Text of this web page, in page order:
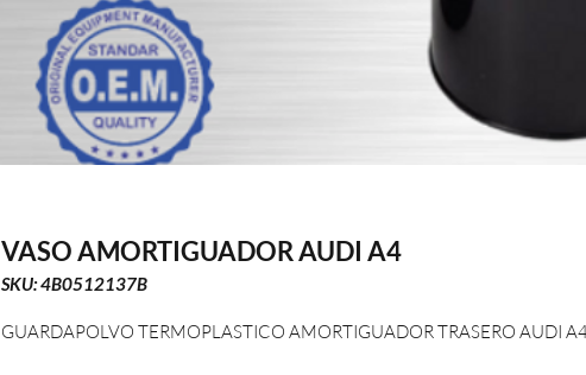
VASO AMORTIGUADOR AUDI A4
SKU: 4B0512137B
GUARDAPOLVO TERMOPLASTICO AMORTIGUADOR TRASERO AUDI